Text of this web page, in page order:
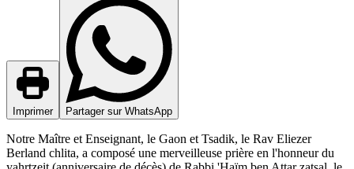
Imprimer Partager sur WhatsApp
Notre Maître et Enseignant, le Gaon et Tsadik, le Rav Eliezer
Berland chlita, a composé une merveilleuse prière en l'honneur du